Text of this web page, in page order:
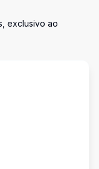
exclusivo ao